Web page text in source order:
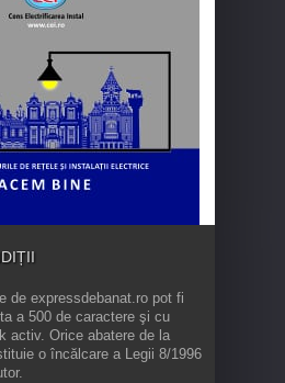
de expressdebanat.ro pot fi
a 500 de caractere şi cu
activ. Orice abatere de la
o încălcare a Legii 8/1996